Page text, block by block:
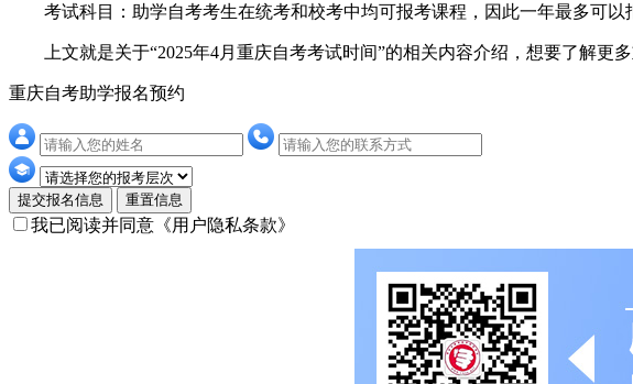
考试科目：助学自考考生在统考和校考中均可报考课程，因此一年最多可以
上文就是关于“2025年4月重庆自考考试时间”的相关内容介绍，想要了解更
重庆自考助学报名预约
提交报名信息 重置信息
我已阅读并同意 《用户隐私条款》